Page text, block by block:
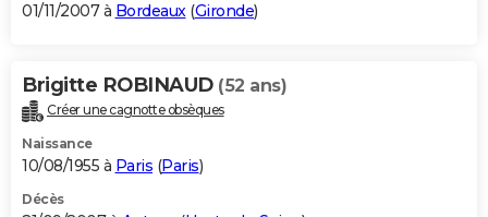
01/11/2007 à Bordeaux(Gironde)
Brigitte ROBINAUD (52 ans)
Créer une cagnotte obsèques
Naissance
10/08/1955 à Paris (Paris)
Décès